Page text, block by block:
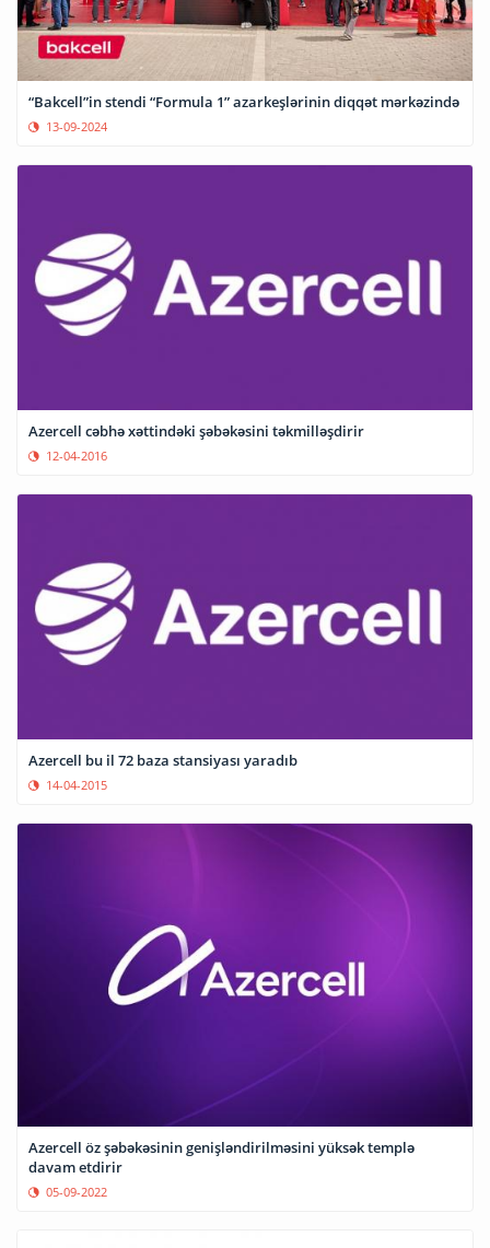
“Bakcell”in stendi “Formula 1” azarkeşlərinin diqqət mərkəzində
13-09-2024
Azercell cəbhə xəttindəki şəbəkəsini təkmilləşdirir
12-04-2016
Azercell bu il 72 baza stansiyası yaradıb
14-04-2015
Azercell öz şəbəkəsinin genişləndirilməsini yüksək templə
davam etdirir
05-09-2022